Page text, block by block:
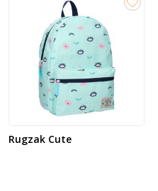
Rugzak Cute